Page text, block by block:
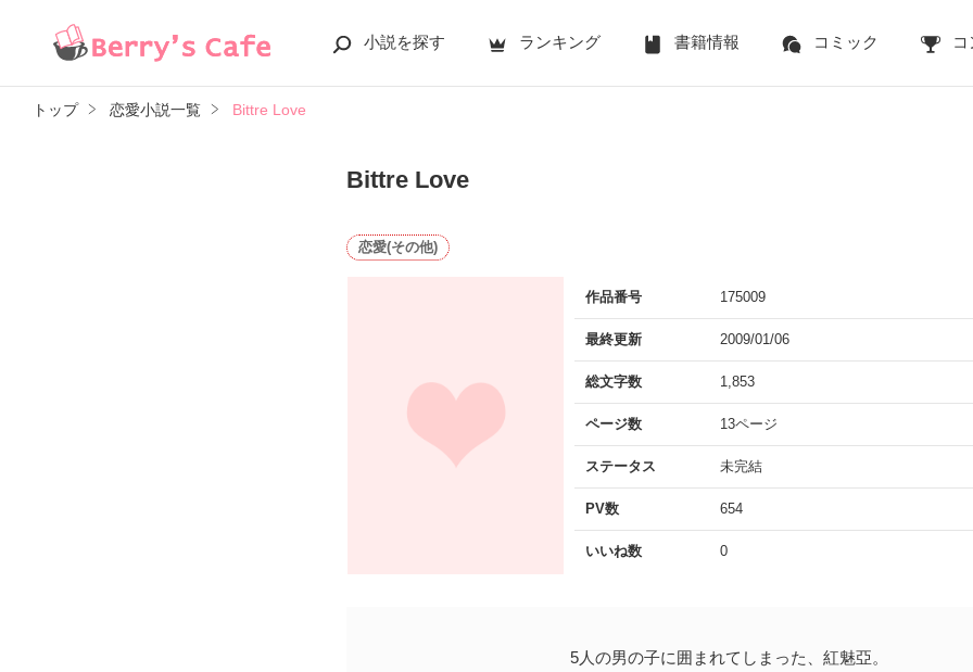
小説を探す ランキング 書籍情報 コミック コ
トップ 恋愛小説一覧 Bittre Love
Bittre Love
恋愛(その他)
作品番号 175009
最終更新 2009/01/06
総文字数 1,853
ページ数 13ページ
ステータス 未完結
PV数 654
いいね数 0
5人の男の子に囲まれてしまった、紅魅亞。